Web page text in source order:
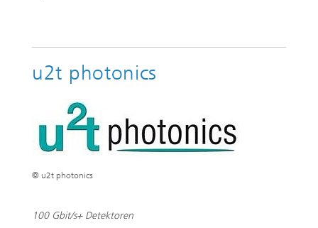
u2t photonics
© u2t photonics
100 Gbit/s+ Detektoren